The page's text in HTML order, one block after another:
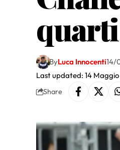
quarti
Last updated: 14
ByLuca Innocenti14/
Share